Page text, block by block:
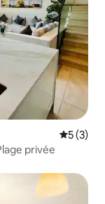
5 (3)
privée